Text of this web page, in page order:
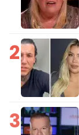
2
3